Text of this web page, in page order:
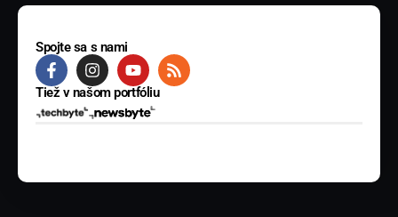
Spojte sa s nami
Tiež v našom portfóliu